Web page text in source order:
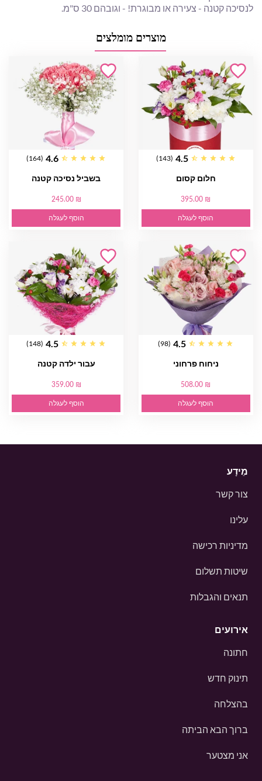
לנסיכה קטנה - צעירה או מבוגרת! - וגובהם 30 ס"מ.
מוצרים מומלצים
4.5
(143)
חלום קסום
395.00 ₪
הוסף לעגלה
4.6
(164)
בשביל נסיכה קטנה
245.00 ₪
הוסף לעגלה
4.5
(98)
ניחוח פרחוני
508.00 ₪
הוסף לעגלה
4.5
(148)
עבור ילדה קטנה
359.00 ₪
הוסף לעגלה
מֵידָע
צור קשר
עלינו
מדיניות רכישה
שיטות תשלום
תנאים והגבלות
אירועים
חתונה
תינוק חדש
בהצלחה
ברוך הבא הביתה
אני מצטער